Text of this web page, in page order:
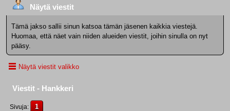
Näytä viestit
Tämä jakso sallii sinun katsoa tämän jäsenen kaikkia viestejä.
Huomaa, että näet vain niiden alueiden viestit, joihin sinulla on nyt
pääsy.
Näytä viestit valikko
Viestit - Hankkeri
Sivuja 1